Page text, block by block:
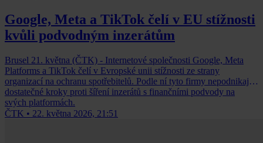
Google, Meta a TikTok čelí v EU stížnosti
kvůli podvodným inzerátům
Brusel 21. května (ČTK) - Internetové společnosti Google, Meta
Platforms a TikTok čelí v Evropské unii stížnosti ze strany
organizací na ochranu spotřebitelů. Podle ní tyto firmy nepodnikají
dostatečné kroky proti šíření inzerátů s finančními podvody na
svých platformách.
ČTK • 22. května 2026, 21:51